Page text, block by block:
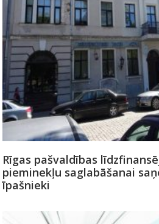
Rīgas pašvaldības
pieminekļu saglabāšanai
īpašnieki